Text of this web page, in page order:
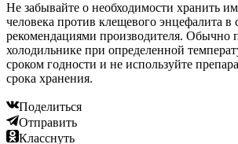
Не забывайте о необходимости хранить
человека против клещевого энцефалита в
рекомендациями производителя. Обычно
холодильнике при определенной
сроком годности и не используйте
срока хранения.
Поделиться
Отправить
Класснуть